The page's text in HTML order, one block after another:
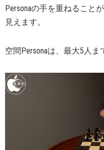
Personaの手を重ねること
見えます。
空間Personaは、最大5人ま